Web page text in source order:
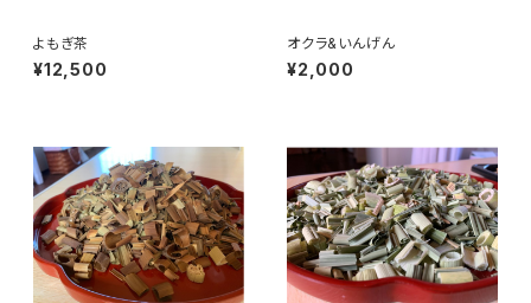
よもぎ茶
¥12,500
オクラ&いんげん
¥2,000